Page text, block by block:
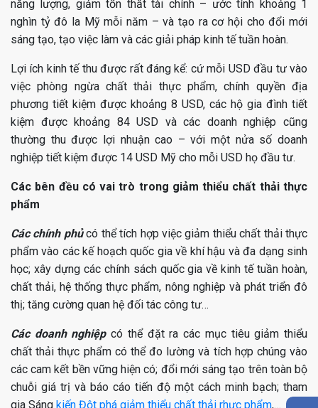
năng lượng, giảm tổn thất tài chính – ước tính khoảng 1
nghìn tỷ đô la Mỹ mỗi năm – và tạo ra cơ hội cho đổi mới
sáng tạo, tạo việc làm và các giải pháp kinh tế tuần hoàn.
Lợi ích kinh tế thu được rất đáng kể: cứ mỗi USD đầu tư vào
việc phòng ngừa chất thải thực phẩm, chính quyền địa
phương tiết kiệm được khoảng 8 USD, các hộ gia đình tiết
kiệm được khoảng 84 USD và các doanh nghiệp cũng
thường thu được lợi nhuận cao – với một nửa số doanh
nghiệp tiết kiệm được 14 USD Mỹ cho mỗi USD họ đầu tư.
Các bên đều có vai trò trong giảm thiểu chất thải thực
phẩm
Các chính phủcó thể tích hợp việc giảm thiểu chất thải thực
phẩm vào các kế hoạch quốc gia về khí hậu và đa dạng sinh
học; xây dựng các chính sách quốc gia về kinh tế tuần hoàn,
chất thải, hệ thống thực phẩm, nông nghiệp và phát triển đô
thị; tăng cường quan hệ đối tác công tư…
Các doanh nghiệpcó thể đặt ra các mục tiêu giảm thiểu
chất thải thực phẩm có thể đo lường và tích hợp chúng vào
các cam kết bền vững hiện có; đổi mới sáng tạo trên toàn bộ
chuỗi giá trị và báo cáo tiến độ một cách minh bạch; tham
gia Sáng kiến ​​Đột phá giảm thiểu chất thải rhực phẩm,…